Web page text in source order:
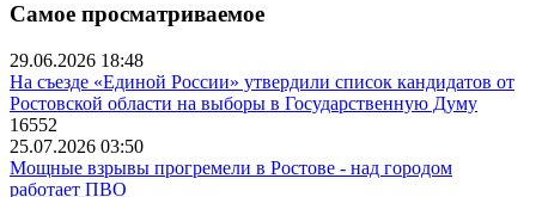
Самое просматриваемое
29.06.2026 18:48
На съезде «Единой России» утвердили список кандидатов от
Ростовской области на выборы в Государственную Думу
16552
25.07.2026 03:50
Мощные взрывы прогремели в Ростове - над городом
работает ПВО